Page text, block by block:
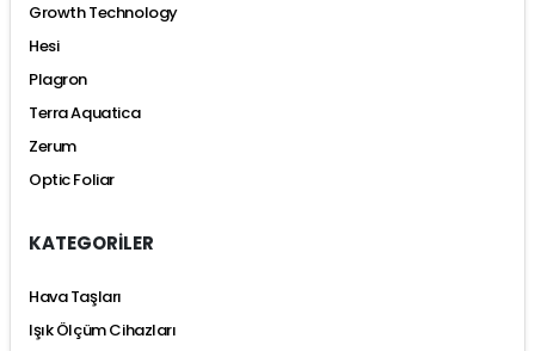
Growth Technology
Hesi
Plagron
Terra Aquatica
Zerum
Optic Foliar
KATEGORİLER
Hava Taşları
Işık Ölçüm Cihazları